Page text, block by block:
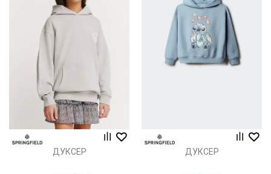
ДУКСЕР ДУКСЕР